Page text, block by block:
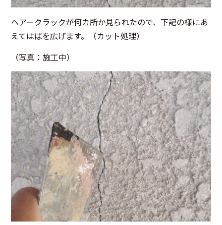
ヘアークラックが何カ所か見られたので、下記の様にあ
えてはばを広げます。（カット処理）
（写真：施工中）